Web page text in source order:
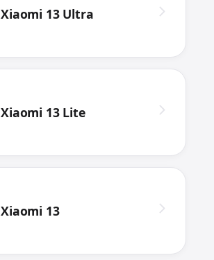
Xiaomi 13 Ultra
Xiaomi 13 Lite
Xiaomi 13